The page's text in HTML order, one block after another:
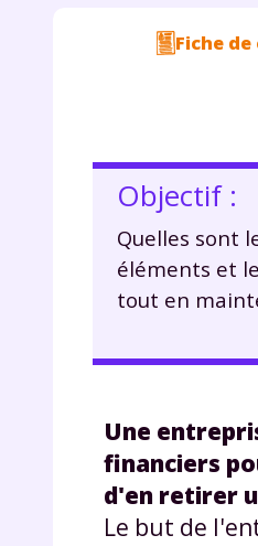
Fiche de
Objectif :
Quelles sont
éléments et
tout en
Une
financiers
d'en retirer
Le but de